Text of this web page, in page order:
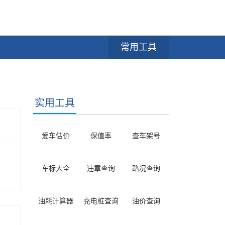
常用工具
实用工具
爱车估价 保值率 查车架号
车标大全 违章查询 路况查询
油耗计算器 充电桩查询 油价查询